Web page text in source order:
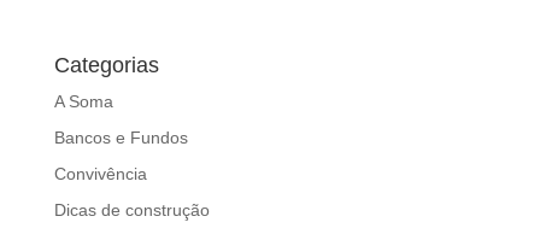
l
k
Categorias
A Soma
Bancos e Fundos
Convivência
Dicas de construção